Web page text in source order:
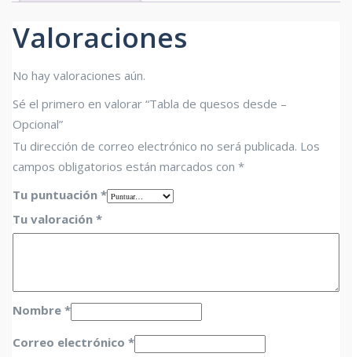
Valoraciones
No hay valoraciones aún.
Sé el primero en valorar “Tabla de quesos desde –
Opcional”
Tu dirección de correo electrónico no será publicada. Los
campos obligatorios están marcados con *
Tu puntuación *
Tu valoración *
Nombre *
Correo electrónico *